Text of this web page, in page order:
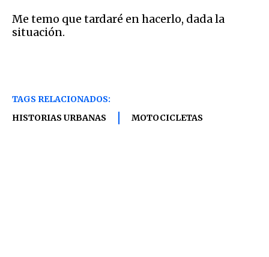
Me temo que tardaré en hacerlo, dada la
situación.
TAGS RELACIONADOS:
HISTORIAS URBANAS
MOTOCICLETAS